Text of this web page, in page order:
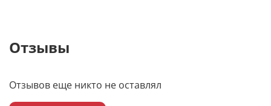
Отзывы
Отзывов еще никто не оставлял